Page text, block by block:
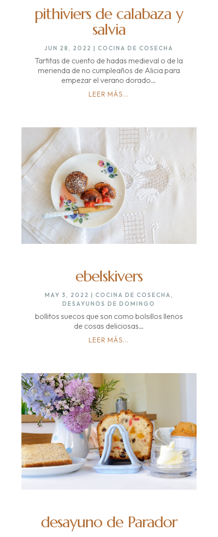
pithiviers de calabaza y
salvia
JUN 28, 2022 |COCINA DE COSECHA
Tartitas de cuento de hadas medieval o de la
merienda de no cumpleaños de Alicia para
empezar el verano dorado…
LEER MÁS...
ebelskivers
MAY 3, 2022 | COCINA DE COSECHA ,
DESAYUNOS DE DOMINGO
bollitos suecos que son como bolsillos llenos
de cosas deliciosas…
LEER MÁS...
desayuno de Parador